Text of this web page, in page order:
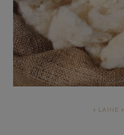
« LAINE »